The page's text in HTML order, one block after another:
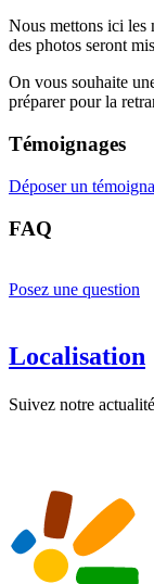
Nous mettons ici les
des photos seront
On vous souhaite
préparer pour la
Témoignages
Déposer un
FAQ
Posez une question
Localisation
Suivez notre